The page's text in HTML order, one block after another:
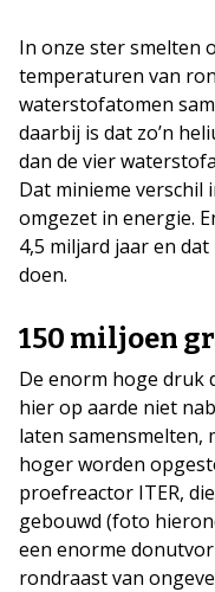
In onze ster smelten
temperaturen van
waterstofatomen
daarbij is dat zo’n
dan de vier
Dat minieme verschil
omgezet in energie.
4,5 miljard jaar en
doen.
150 miljoen
De enorm hoge druk
hier op aarde niet
laten samensmelten,
hoger worden
proefreactor ITER,
gebouwd (foto
een enorme
rondraast van